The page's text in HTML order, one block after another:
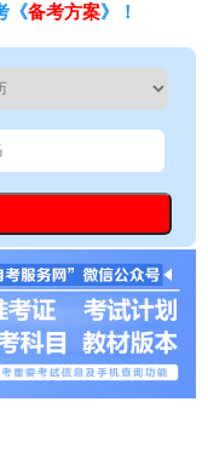
《备考方案》！